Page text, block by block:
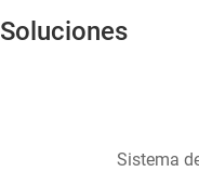
Soluciones
Sistema